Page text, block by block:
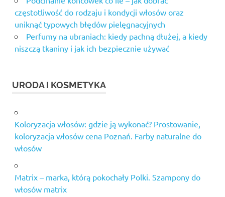
częstotliwość do rodzaju i kondycji włosów oraz
uniknąć typowych błędów pielęgnacyjnych
Perfumy na ubraniach: kiedy pachną dłużej, a kiedy
niszczą tkaniny i jak ich bezpiecznie używać
URODA I KOSMETYKA
Koloryzacja włosów: gdzie ją wykonać? Prostowanie,
koloryzacja włosów cena Poznań. Farby naturalne do
włosów
Matrix – marka, którą pokochały Polki. Szampony do
włosów matrix